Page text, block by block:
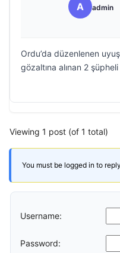
A admin
Ordu’da düzenlenen
gözaltına alınan 2
Viewing 1 post (of 1 total)
You must be logged in to
Username:
Password: